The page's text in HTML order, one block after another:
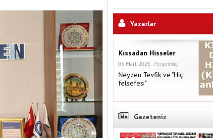
Yazarlar
Kıssadan Hisseler
05 Mart 2026 - Perşembe
Neyzen Tevfik ve "Hiç
felsefesi"
Gazeteniz